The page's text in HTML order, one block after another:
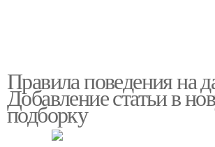
Правила поведения на
Добавление статьи в
подборку